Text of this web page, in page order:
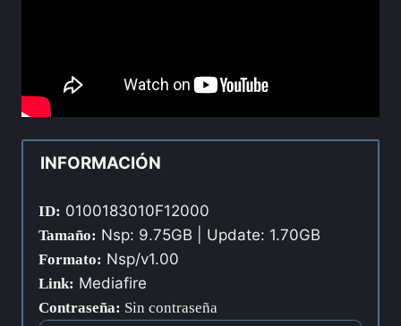
INFORMACIÓN
ID: 0100183010F12000
Tamaño: Nsp: 9.75GB | Update: 1.70GB
Formato: Nsp/v1.00
Link: Mediafire
Contraseña: Sin contraseña